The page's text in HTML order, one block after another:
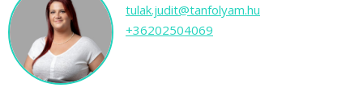
tulak.judit@tanfolyam.hu
+36202504069